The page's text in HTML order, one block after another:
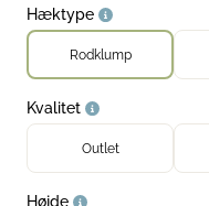
hækplanter
Hæktype
Rodklump
Kvalitet
Outlet
Højde